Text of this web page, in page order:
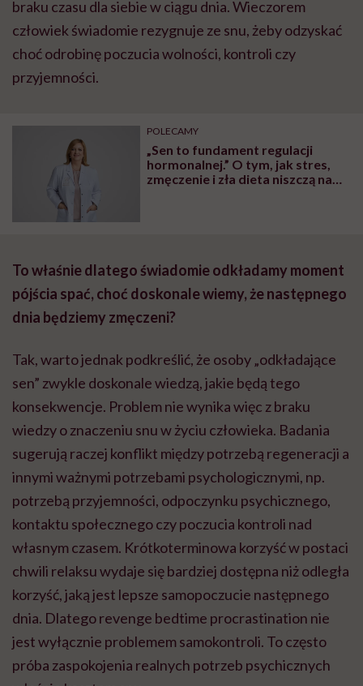
braku czasu dla siebie w ciągu dnia. Wieczorem
człowiek świadomie rezygnuje ze snu, żeby odzyskać
choć odrobinę poczucia wolności, kontroli czy
przyjemności.
POLECAMY
„Sen to fundament regulacji
hormonalnej.” O tym, jak stres,
zmęczenie i zła dieta niszczą nam
To właśnie dlatego świadomie odkładamy moment
pójścia spać, choć doskonale wiemy, że następnego
dnia będziemy zmęczeni?
Tak, warto jednak podkreślić, że osoby „odkładające
sen” zwykle doskonale wiedzą, jakie będą tego
konsekwencje. Problem nie wynika więc z braku
wiedzy o znaczeniu snu w życiu człowieka. Badania
sugerują raczej konflikt między potrzebą regeneracji a
innymi ważnymi potrzebami psychologicznymi, np.
potrzebą przyjemności, odpoczynku psychicznego,
kontaktu społecznego czy poczucia kontroli nad
własnym czasem. Krótkoterminowa korzyść w postaci
chwili relaksu wydaje się bardziej dostępna niż odległa
korzyść, jaką jest lepsze samopoczucie następnego
dnia. Dlatego revenge bedtime procrastination nie
jest wyłącznie problemem samokontroli. To często
próba zaspokojenia realnych potrzeb psychicznych